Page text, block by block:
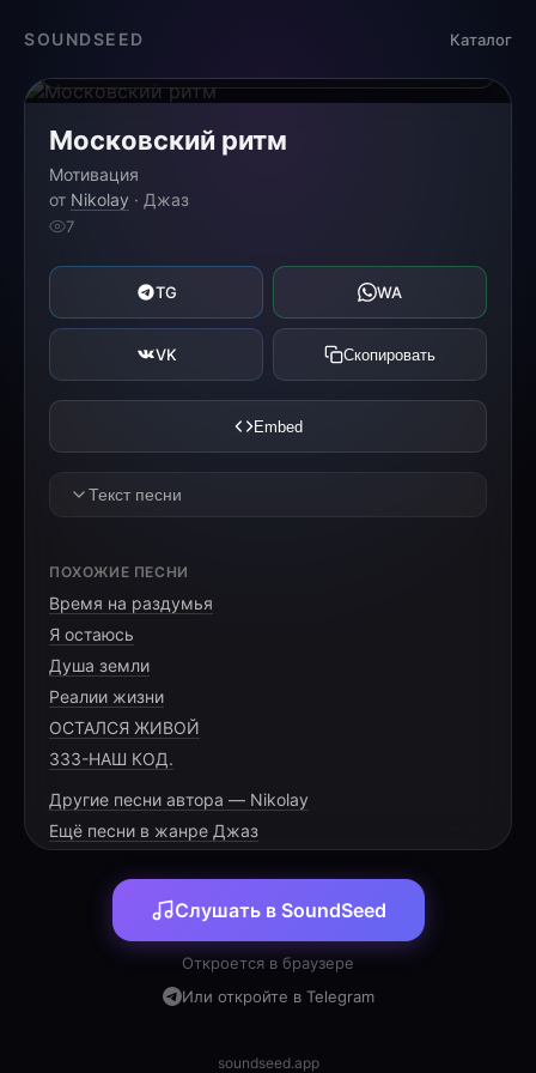
SOUNDSEED Каталог
Московский ритм
Мотивация
от Nikolay · Джаз
7
TG WA
VK Скопировать
Embed
Текст песни
Парки Москвы открывают пути,
Время пришло за мечтою идти.
Ритмы танго, шахматный мат,
[PRE-CHORUS]
Снова в движении, снова в строю,
Песню про жизнь мы вместе поём.
Город даёт нам энергию в дар,
ПОХОЖИЕ ПЕСНИ
Время на раздумья
Я остаюсь
Душа земли
Реалии жизни
ОСТАЛСЯ ЖИВОЙ
333-НАШ КОД.
Другие песни автора — Nikolay
Ещё песни в жанре Джаз
Слушать в SoundSeed
Откроется в браузере
Или откройте в Telegram
soundseed.app